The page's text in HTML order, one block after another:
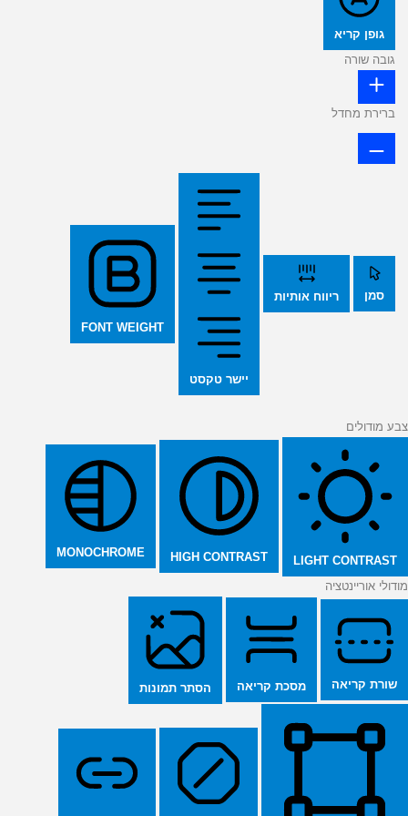
גופן קריא
גובה שורה
ברירת מחדל
סמן ריווח אותיות
יישר טקסט
FONT WEIGHT
צבע מודולים
LIGHT CONTRAST
HIGH CONTRAST
MONOCHROME
מודולי אוריינטציה
שורת קריאה מסכת קריאה הסתר תמונות